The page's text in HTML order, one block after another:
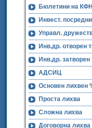
Бюлетини на КФН
Инвест.
Управл.
Инв.др. отворен
Инв.др. затворен
АДСИЦ
Основен лихвен
Проста лихва
Сложна лихва
Договорна лихва